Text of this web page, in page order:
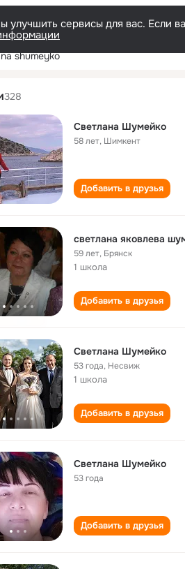
сервисы для вас. Если
shumeyko
328
Светлана Шумейко
58 лет, Шимкент
Добавить в друзья
светлана яковлева
59 лет, Брянск
1 школа
Добавить в друзья
Светлана Шумейко
53 года, Несвиж
1 школа
Добавить в друзья
Светлана Шумейко
53 года
Добавить в друзья